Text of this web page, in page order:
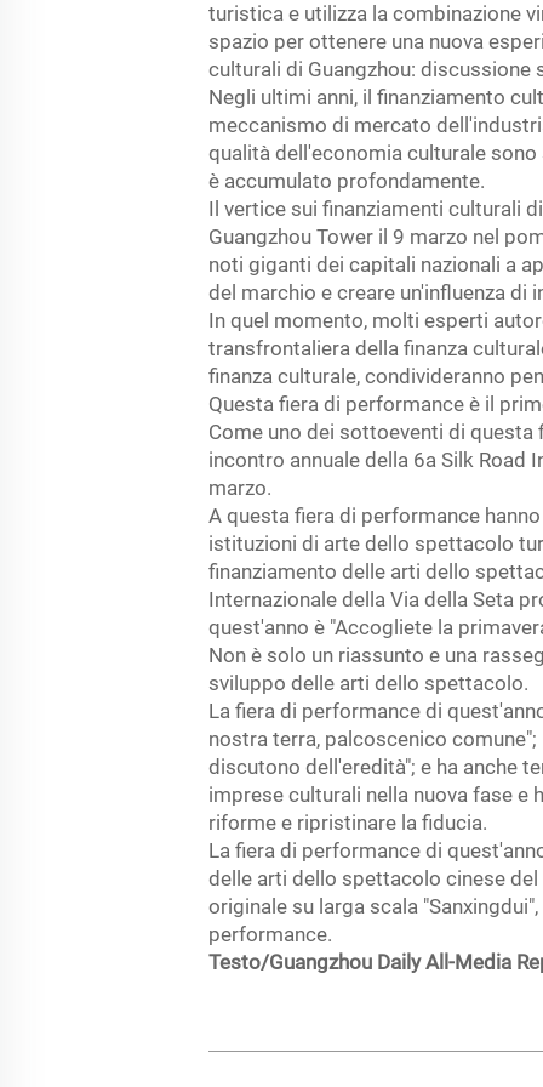
turistica e utilizza la combinazione
spazio per ottenere una nuova
culturali di Guangzhou: discussione
Negli ultimi anni, il finanziamento
meccanismo di mercato
qualità dell'economia culturale
è accumulato profondamente.
Il vertice sui finanziamenti culturali
Guangzhou Tower il 9 marzo nel
noti giganti dei capitali nazionali a
del marchio e creare un'influenza di
In quel momento, molti esperti
transfrontaliera della finanza
finanza culturale, condivideranno
Questa fiera di performance è il
Come uno dei sottoeventi di questa
incontro annuale della 6a Silk Road
marzo.
A questa fiera di performance
istituzioni di arte dello spettacolo
finanziamento delle arti dello
Internazionale della Via della Seta
quest'anno è "Accogliete la
Non è solo un riassunto e una
sviluppo delle arti dello spettacolo.
La fiera di performance di
nostra terra, palcoscenico
discutono dell'eredità"; e ha anche
imprese culturali nella nuova fase
riforme e ripristinare la fiducia.
La fiera di performance di
delle arti dello spettacolo cinese
originale su larga scala
performance.
Testo/Guangzhou Daily All-Media